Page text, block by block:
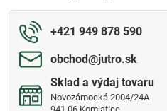
+421 949 878 590
obchod​@jutro​.sk
Sklad a výdaj tovaru
Novozámocká 2004/24A